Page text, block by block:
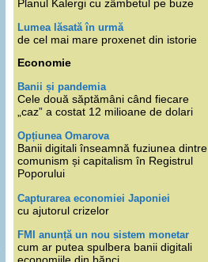
Planul Kalergi cu zâmbetul pe buze
Lumea lăsată în urmă
de cel mai mare proxenet din istorie
Economie
Banii și pandemia
Cele două săptămâni când fiecare
„caz” a costat 12 milioane de dolari
Opțiunea Omarova
Banii digitali înseamnă fuziunea dintre
comunism și capitalism în Registrul
Poporului
Capturarea economiei Japoniei
cu ajutorul crizelor
FMI anunță un nou sistem monetar
cum ar putea spulbera banii digitali